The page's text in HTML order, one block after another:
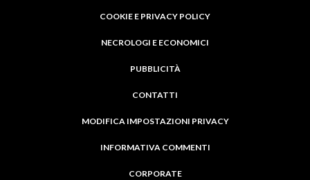
COOKIE E PRIVACY POLICY
NECROLOGI E ECONOMICI
PUBBLICITÀ
CONTATTI
MODIFICA IMPOSTAZIONI PRIVACY
INFORMATIVA COMMENTI
CORPORATE